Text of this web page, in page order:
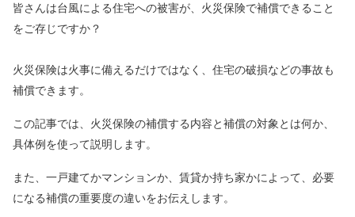
皆さんは台風による住宅への被害が、火災保険で補償できること
をご存じですか？
火災保険は火事に備えるだけではなく、住宅の破損などの事故も
補償できます。
この記事では、火災保険の補償する内容と補償の対象とは何か、
具体例を使って説明します。
また、一戸建てかマンションか、賃貸か持ち家かによって、必要
になる補償の重要度の違いをお伝えします。